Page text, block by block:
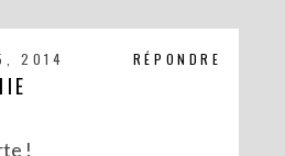
RÉPONDRE
2014
!